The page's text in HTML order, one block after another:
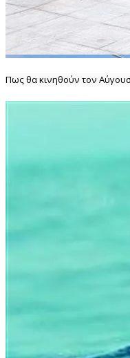
Πως θα κινηθούν τον